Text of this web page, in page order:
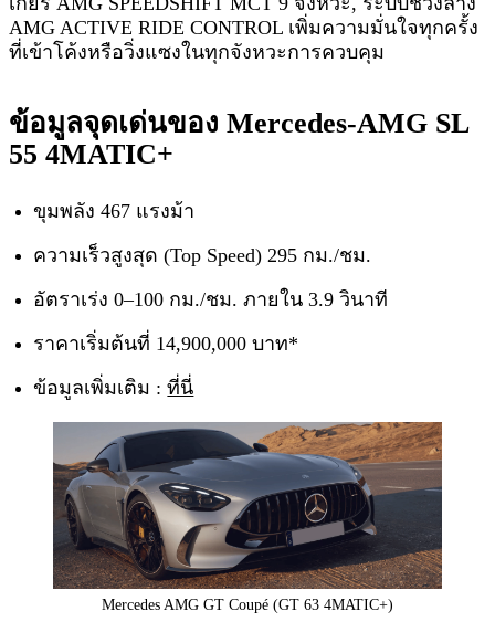
AMG ACTIVE RIDE CONTROL เพิ่มความมั่นใจทุกครั้ง
ที่เข้าโค้งหรือวิ่งแซงในทุกจังหวะการควบคุม
ข้อมูลจุดเด่นของ Mercedes-AMG SL
55 4MATIC+
ขุมพลัง 467 แรงม้า
ความเร็วสูงสุด (Top Speed) 295 กม./ชม.
อัตราเร่ง 0–100 กม./ชม. ภายใน 3.9 วินาที
ราคาเริ่มต้นที่ 14,900,000 บาท*
ข้อมูลเพิ่มเติม :ที่นี่
Mercedes AMG GT Coupé (GT 63 4MATIC+)